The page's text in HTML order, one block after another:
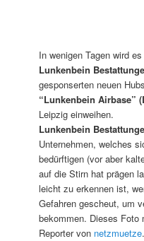
In wenigen Tagen wird
Lunkenbein
gesponserten neuen
“Lunkenbein Airbase”
Leipzig einweihen.
Lunkenbein
Unternehmen, welches
bedürftigen (vor aber
auf die Stirn hat prägen
leicht zu erkennen ist,
Gefahren gescheut, um
bekommen. Dieses Foto
Reporter von netzmuetze.